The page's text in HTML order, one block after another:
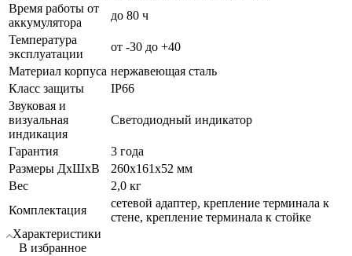
Время работы от
аккумулятора
до 80 ч
Температура
эксплуатации
от -30 до +40
Материал корпуса нержавеющая сталь
Класс защиты
IP66
Звуковая и
визуальная
индикация
Светодиодный индикатор
Гарантия
3 года
Размеры ДхШхВ
260х161х52 мм
Вес
2,0 кг
Комплектация
сетевой адаптер, крепление терминала к
стене, крепление терминала к стойке
Характеристики
В избранное